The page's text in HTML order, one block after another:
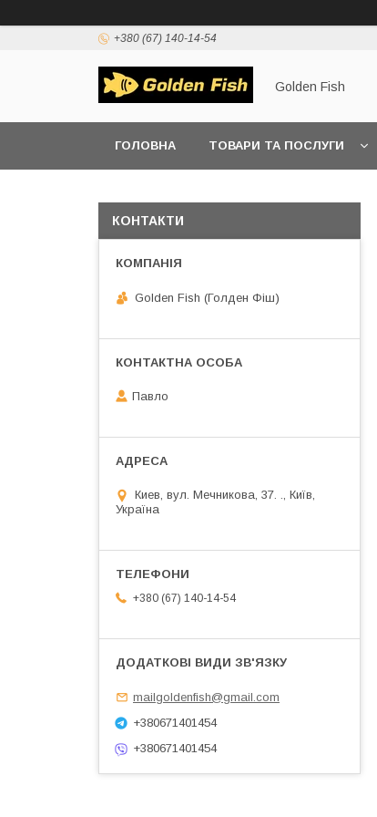
+380 (67) 140-14-54
Golden Fish
ГОЛОВНА ТОВАРИ ТА ПОСЛУГИ
КОНТАКТИ
Golden Fish (Голден Фіш)
Павло
Киев, вул. Мечникова, 37. ., Київ,
Україна
+380 (67) 140-14-54
mailgoldenfish@gmail.com
+380671401454
+380671401454